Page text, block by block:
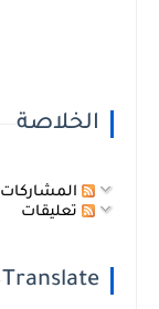
الخلاصة
المشاركات
تعليقات
Translate